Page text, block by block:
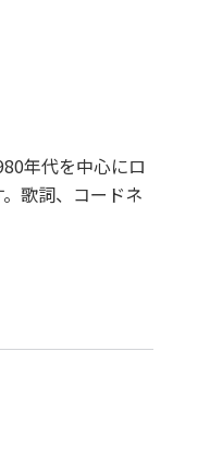
年代を中心にロ
歌詞、コードネ